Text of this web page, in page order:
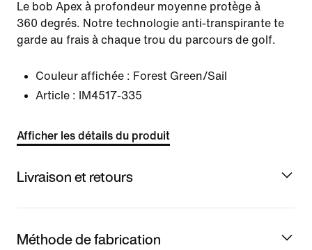
Le bob Apex à profondeur moyenne protège à
360 degrés. Notre technologie anti-transpirante te
garde au frais à chaque trou du parcours de golf.
Couleur affichée : Forest Green/Sail
Article :
IM4517-335
Afficher les détails du produit
Livraison et retours
Méthode de fabrication